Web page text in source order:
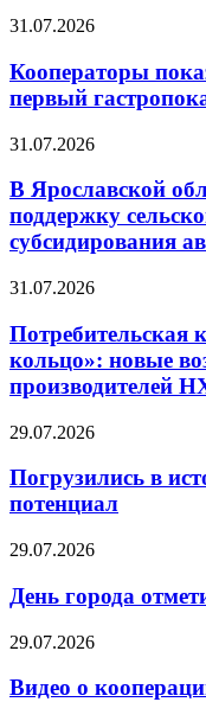
31.07.2026
Кооператоры
первый
31.07.2026
В Ярославской
поддержку
субсидирования
31.07.2026
Потребительская
кольцо»: новые
производителей
29.07.2026
Погрузились в
потенциал
29.07.2026
День города
29.07.2026
Видео о